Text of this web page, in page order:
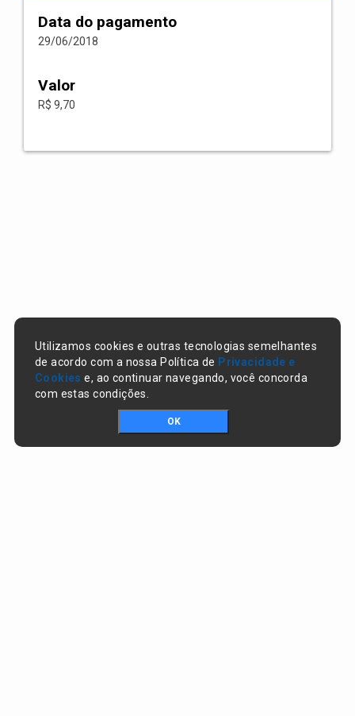
Data do pagamento
29/06/2018
Valor
R$ 9,70
Utilizamos cookies e outras tecnologias semelhantes
de acordo com a nossa Política de Privacidade e
Cookies e, ao continuar navegando, você concorda
com estas condições.
OK